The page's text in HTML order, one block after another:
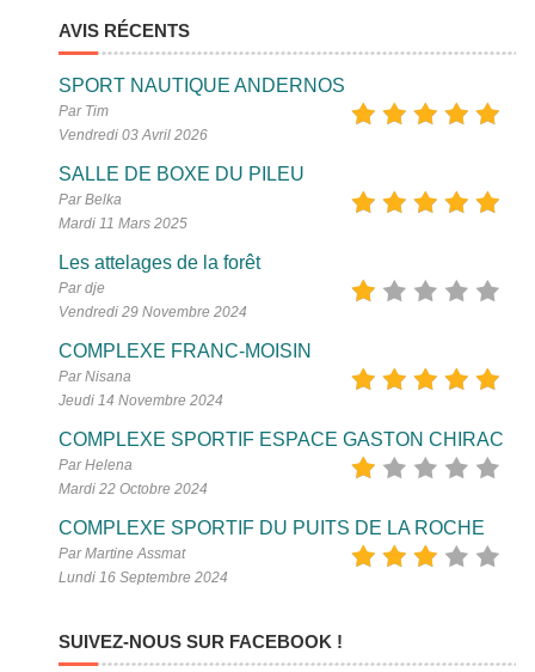
AVIS RÉCENTS
SPORT NAUTIQUE ANDERNOS
Par Tim
Vendredi 03 Avril 2026
SALLE DE BOXE DU PILEU
Par Belka
Mardi 11 Mars 2025
Les attelages de la forêt
Par dje
Vendredi 29 Novembre 2024
COMPLEXE FRANC-MOISIN
Par Nisana
Jeudi 14 Novembre 2024
COMPLEXE SPORTIF ESPACE GASTON CHIRAC
Par Helena
Mardi 22 Octobre 2024
COMPLEXE SPORTIF DU PUITS DE LA ROCHE
Par Martine Assmat
Lundi 16 Septembre 2024
SUIVEZ-NOUS SUR FACEBOOK !